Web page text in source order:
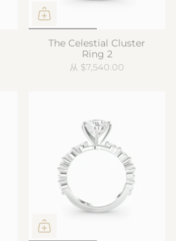
The Celestial Cluster
Ring 2
从 $7,540.00